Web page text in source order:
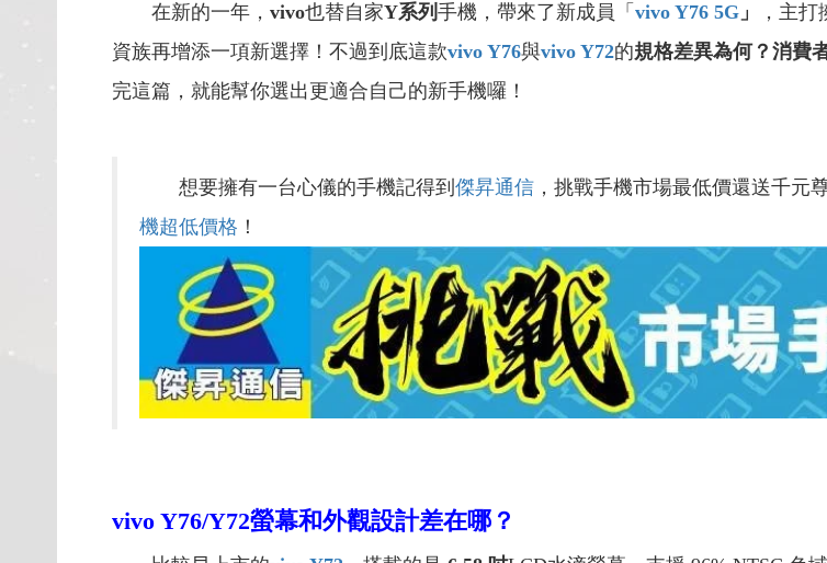
在新的一年， vivo也替自家Y系列 手機，帶來了新成員「 vivo Y76 5G 」
，主
資族再增添一項新選擇！不過到底這款vivo Y76與vivo Y72的規格差異為何？ 消費
完這篇，就能幫你選出更適合自己的新手機囉！
想要擁有一台心儀的手機記得到 傑昇通信 ，挑戰手機市場最低價還送千元
機超低價格 ！
vivo Y76/Y72螢幕和外觀設計差在哪？